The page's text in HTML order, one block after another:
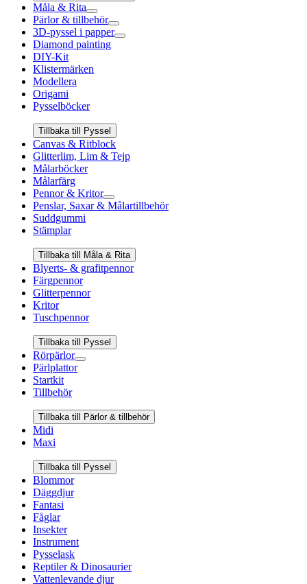
Måla & Rita
Pärlor & tillbehör
3D-pyssel i papper
Diamond painting
DIY-Kit
Klistermärken
Modellera
Origami
Pysselböcker
Tillbaka till Pyssel
Canvas & Ritblock
Glitterlim, Lim & Tejp
Målarböcker
Målarfärg
Pennor & Kritor
Penslar, Saxar & Målartillbehör
Suddgummi
Stämplar
Tillbaka till Måla & Rita
Blyerts- & grafitpennor
Färgpennor
Glitterpennor
Kritor
Tuschpennor
Tillbaka till Pyssel
Rörpärlor
Pärlplattor
Startkit
Tillbehör
Tillbaka till Pärlor & tillbehör
Midi
Maxi
Tillbaka till Pyssel
Blommor
Däggdjur
Fantasi
Fåglar
Insekter
Instrument
Pysselask
Reptiler & Dinosaurier
Vattenlevande djur